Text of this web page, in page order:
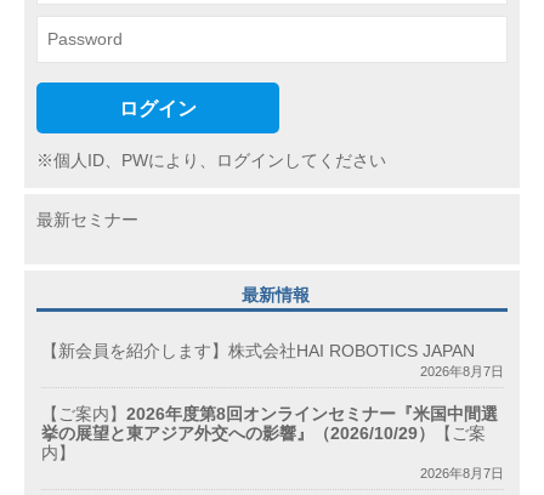
ログイン
※個人ID、PWにより、ログインしてください
最新セミナー
最新情報
【新会員を紹介します】株式会社HAI ROBOTICS JAPAN
2026年8月7日
【ご案内】 2026年度第8回オンラインセミナー『米国中間選
挙の展望と東アジア外交への影響』（2026/10/29）
【ご案
内】
2026年8月7日